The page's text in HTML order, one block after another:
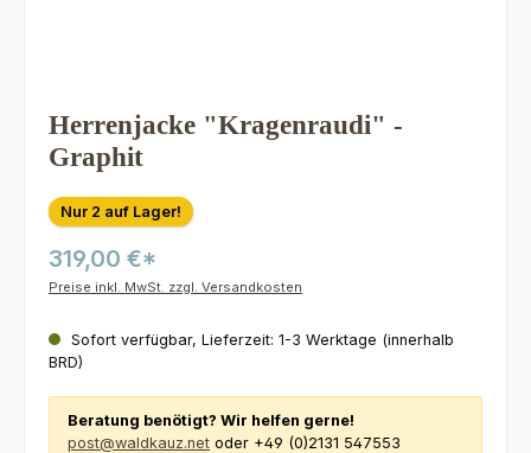
Herrenjacke "Kragenraudi" -
Graphit
Nur 2 auf Lager!
319,00 €*
Preise inkl. MwSt. zzgl. Versandkosten
Sofort verfügbar, Lieferzeit: 1-3 Werktage (innerhalb
BRD)
Beratung benötigt? Wir helfen gerne!
post@waldkauz.net oder +49 (0)2131 547553